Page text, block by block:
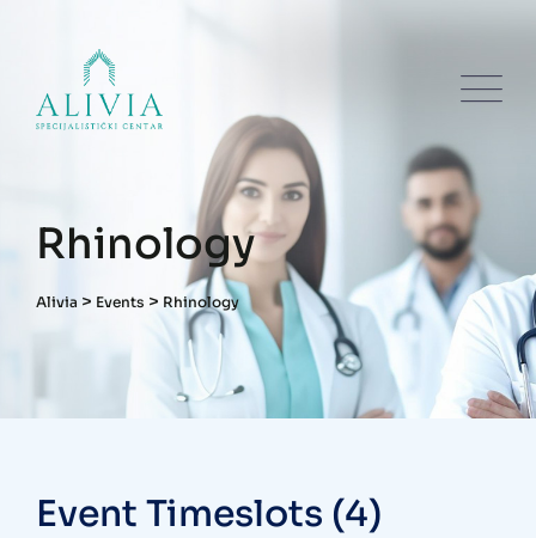
Rhinology
Alivia > Events > Rhinology
Event Timeslots (4)